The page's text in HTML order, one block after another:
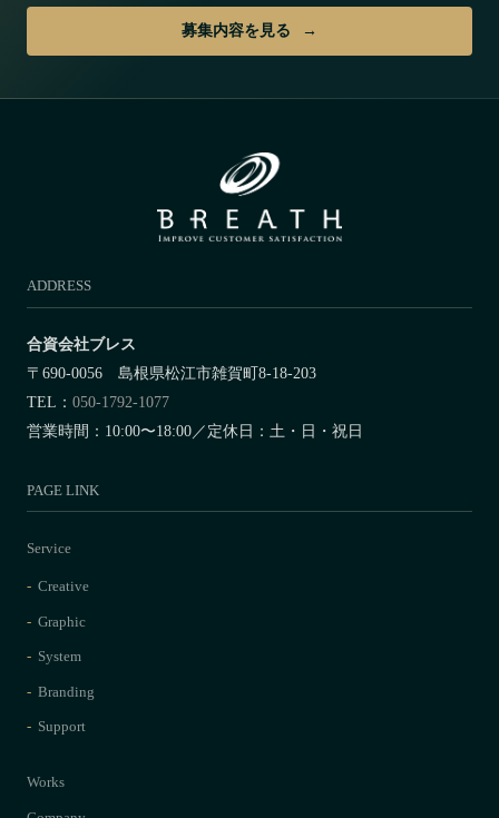
募集内容を見る
ADDRESS
合資会社ブレス
〒690-0056 島根県松江市雑賀町8-18-203
TEL： 050-1792-1077
営業時間：10:00〜18:00／定休日：土・日・祝日
PAGE LINK
Service
Creative
Graphic
System
Branding
Support
Works